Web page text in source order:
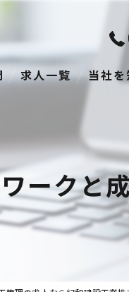
求人一覧 当社を
正社員
資格あ
転職
ークと